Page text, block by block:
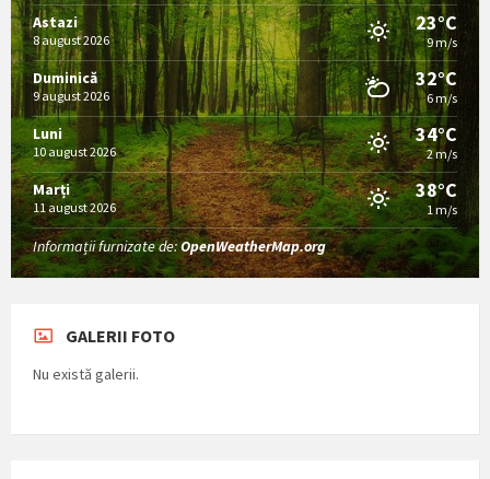
Astazi
8 august 2026
23°C
9 m/s
Duminică
9 august 2026
32°C
6 m/s
Luni
10 august 2026
34°C
2 m/s
Marți
11 august 2026
38°C
1 m/s
Informații furnizate de:OpenWeatherMap.org
GALERII FOTO
Nu există galerii.